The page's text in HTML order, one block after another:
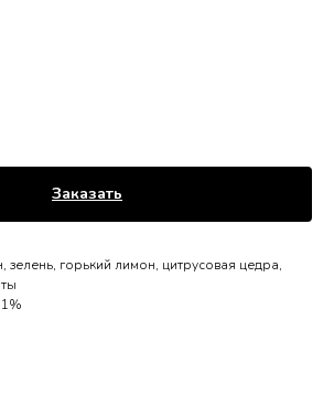
Заказать
зелень, горький лимон, цитрусовая цедра,